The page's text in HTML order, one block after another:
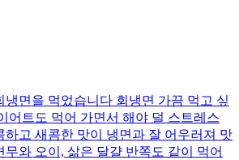
냉면을 먹었습니다 회냉면 가끔 먹고 싶
어트도 먹어 가면서 해야 덜 스트레스
하고 새콤한 맛이 냉면과 잘 어우러져 맛
와 오이, 삶은 달걀 반쪽도 같이 먹어